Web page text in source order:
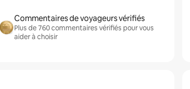
Commentaires de voyageurs vérifiés
Plus de 760 commentaires vérifiés pour vous
aider à choisir